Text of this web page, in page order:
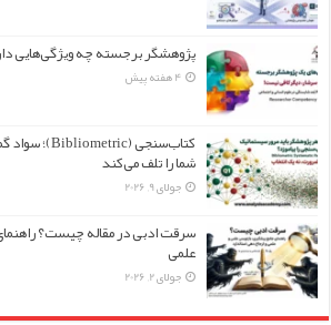
پژوهشگر برجسته چه ویژگی‌هایی دارد؟ مرور ۶
4 هفته پیش
شما را تلف می‌کند
جولای 9, 2026
سرقت ادبی در مقاله چیست؟
علمی
جولای 2, 2026